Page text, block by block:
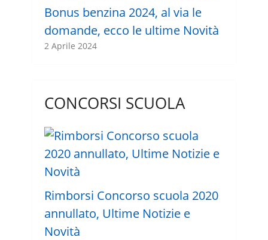
Bonus benzina 2024, al via le
domande, ecco le ultime Novità
2 Aprile 2024
CONCORSI SCUOLA
Rimborsi Concorso scuola 2020
annullato, Ultime Notizie e
Novità